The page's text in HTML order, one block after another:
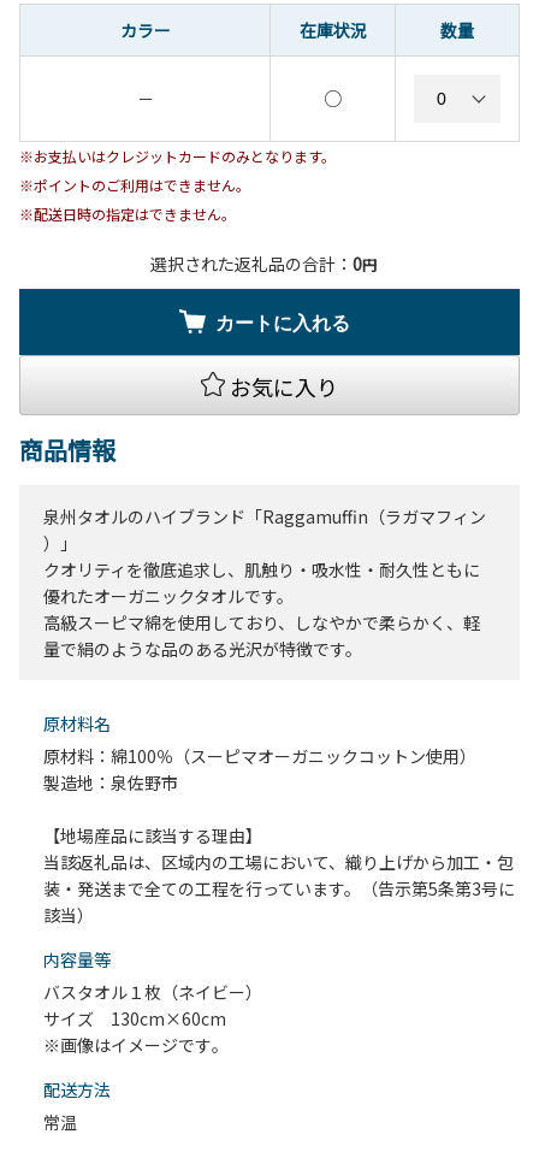
カラー
在庫状況 数量
－ ○
※お支払いはクレジットカードのみとなります。
※ポイントのご利用はできません。
※配送日時の指定はできません。
選択された返礼品の合計： 0円
カートに入れる
お気に入り
商品情報
泉州タオルのハイブランド「Raggamuffin（ラガマフィン
）」
クオリティを徹底追求し、肌触り・吸水性・耐久性ともに
優れたオーガニックタオルです。
高級スーピマ綿を使用しており、しなやかで柔らかく、軽
量で絹のような品のある光沢が特徴です。
原材料名
原材料：綿100％（スーピマオーガニックコットン使用）
製造地：泉佐野市
【地場産品に該当する理由】
当該返礼品は、区域内の工場において、織り上げから加工・包
装・発送まで全ての工程を行っています。（告示第5条第3号に
該当）
内容量等
バスタオル１枚（ネイビー）
サイズ 130cm×60cm
※画像はイメージです｡
配送⽅法
常温